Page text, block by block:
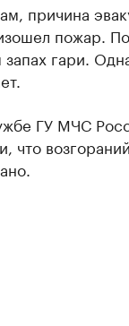
причина
пожар.
запах гари.
ГУ МЧС
что